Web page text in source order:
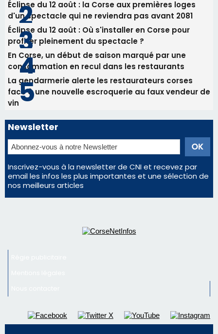
31/07/2026 08:22
82ème anniversaire de la disparition du
Commandant Antoine de Saint Exupery
Les plus lus
Satine Nomary est la nouvelle Miss Corse 2026
Éclipse du 12 août : la Corse aux premières loges
d'un spectacle qui ne reviendra pas avant 2081
Éclipse du 12 août : Où s'installer en Corse pour
profiter pleinement du spectacle ?
En Corse, un début de saison marqué par une
consommation en recul dans les restaurants
nos meilleurs articles